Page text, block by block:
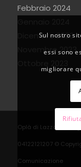
Febbraio 2024
Dicembre 2023
Novembre 2023
Oplà di Lazzaroni
04122121207 ©
Comunicazione
Sul nostro
essi sono
migliorare